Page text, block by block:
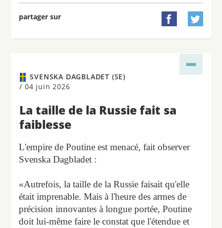
partager sur  
SVENSKA DAGBLADET (SE)
/ 04 juin 2026
La taille de la Russie fait sa
faiblesse
L'empire de Poutine est menacé, fait observer
Svenska Dagbladet :
«Autrefois, la taille de la Russie faisait qu'elle
était imprenable. Mais à l'heure des armes de
précision innovantes à longue portée, Poutine
doit lui-même faire le constat que l'étendue et